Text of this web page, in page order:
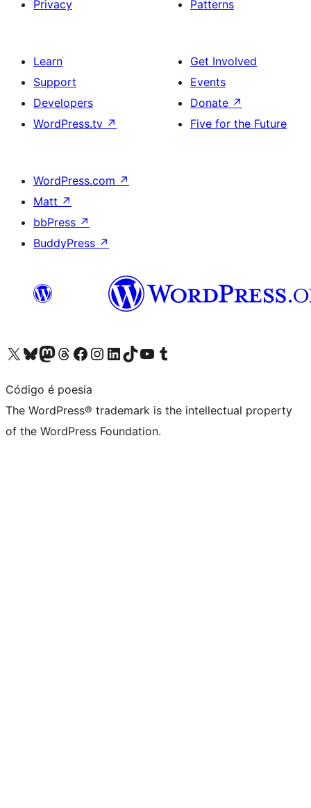
Privacy
Patterns
Learn
Support
Developers
WordPress.tv ↗
Get Involved
Events
Donate ↗
Five for the Future
WordPress.com ↗
Matt ↗
bbPress ↗
BuddyPress ↗
Visit our X (formerly Twitter) account
Visit our Bluesky account
Visit our Mastodon account
Visit our Threads account
Visit our Facebook page
Visit our Instagram account
Visit our LinkedIn account
Visit our TikTok account
Visit our YouTube channel
Visit our Tumblr account
Código é poesia
The WordPress® trademark is the intellectual property
of the WordPress Foundation.